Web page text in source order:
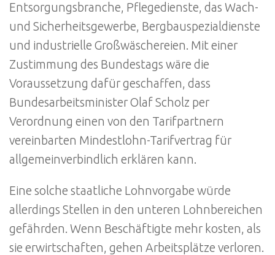
Entsorgungsbranche, Pflegedienste, das Wach-
und Sicherheitsgewerbe, Bergbauspezialdienste
und industrielle Großwäschereien. Mit einer
Zustimmung des Bundestags wäre die
Voraussetzung dafür geschaffen, dass
Bundesarbeitsminister Olaf Scholz per
Verordnung einen von den Tarifpartnern
vereinbarten Mindestlohn-Tarifvertrag für
allgemeinverbindlich erklären kann.
Eine solche staatliche Lohnvorgabe würde
allerdings Stellen in den unteren Lohnbereichen
gefährden. Wenn Beschäftigte mehr kosten, als
sie erwirtschaften, gehen Arbeitsplätze verloren.